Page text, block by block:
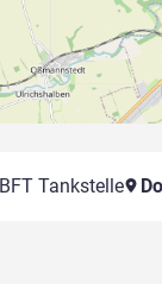
BFT Tankstelle